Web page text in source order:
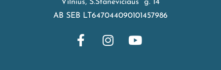
Vilnius, S.Stanevičiaus g. 14
AB SEB LT647044090101457986